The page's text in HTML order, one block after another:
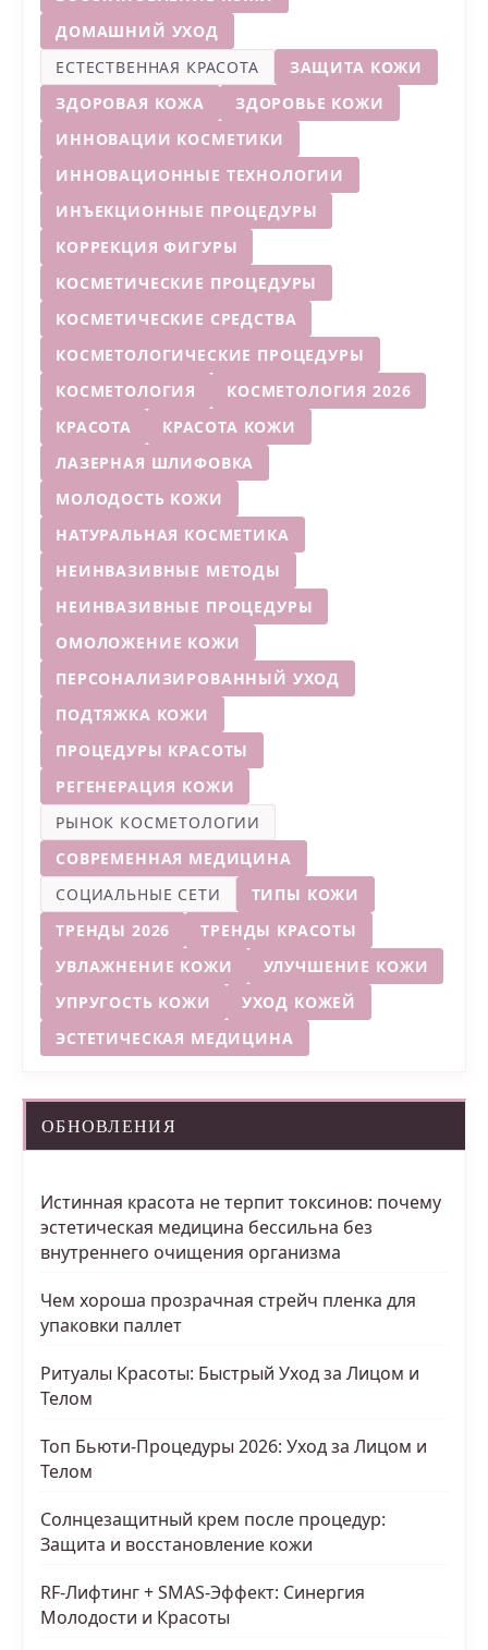
ДОМАШНИЙ УХОД
ЕСТЕСТВЕННАЯ КРАСОТА
ЗАЩИТА КОЖИ
ЗДОРОВАЯ КОЖА
ЗДОРОВЬЕ КОЖИ
ИННОВАЦИИ КОСМЕТИКИ
ИННОВАЦИОННЫЕ ТЕХНОЛОГИИ
ИНЪЕКЦИОННЫЕ ПРОЦЕДУРЫ
КОРРЕКЦИЯ ФИГУРЫ
КОСМЕТИЧЕСКИЕ ПРОЦЕДУРЫ
КОСМЕТИЧЕСКИЕ СРЕДСТВА
КОСМЕТОЛОГИЧЕСКИЕ ПРОЦЕДУРЫ
КОСМЕТОЛОГИЯ
КОСМЕТОЛОГИЯ 2026
КРАСОТА
КРАСОТА КОЖИ
ЛАЗЕРНАЯ ШЛИФОВКА
МОЛОДОСТЬ КОЖИ
НАТУРАЛЬНАЯ КОСМЕТИКА
НЕИНВАЗИВНЫЕ МЕТОДЫ
НЕИНВАЗИВНЫЕ ПРОЦЕДУРЫ
ОМОЛОЖЕНИЕ КОЖИ
ПЕРСОНАЛИЗИРОВАННЫЙ УХОД
ПОДТЯЖКА КОЖИ
ПРОЦЕДУРЫ КРАСОТЫ
РЕГЕНЕРАЦИЯ КОЖИ
РЫНОК КОСМЕТОЛОГИИ
СОВРЕМЕННАЯ МЕДИЦИНА
СОЦИАЛЬНЫЕ СЕТИ
ТИПЫ КОЖИ
ТРЕНДЫ 2026
ТРЕНДЫ КРАСОТЫ
УВЛАЖНЕНИЕ КОЖИ
УЛУЧШЕНИЕ КОЖИ
УПРУГОСТЬ КОЖИ
УХОД КОЖЕЙ
ЭСТЕТИЧЕСКАЯ МЕДИЦИНА
ОБНОВЛЕНИЯ
Истинная красота не терпит токсинов: почему
эстетическая медицина бессильна без
внутреннего очищения организма
Чем хороша прозрачная стрейч пленка для
упаковки паллет
Ритуалы Красоты: Быстрый Уход за Лицом и
Телом
Топ Бьюти-Процедуры 2026: Уход за Лицом и
Телом
Солнцезащитный крем после процедур:
Защита и восстановление кожи
RF-Лифтинг + SMAS-Эффект: Синергия
Молодости и Красоты